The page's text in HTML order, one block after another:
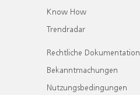
Know How
Trendradar
Rechtliche Dokumentation
Bekanntmachungen
Nutzungsbedingungen